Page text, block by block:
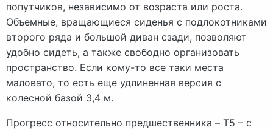
попутчиков, независимо от возраста или роста.
Объемные, вращающиеся сиденья с подлокотниками
второго ряда и большой диван сзади, позволяют
удобно сидеть, а также свободно организовать
пространство. Если кому-то все таки места
маловато, то есть еще удлиненная версия с
колесной базой 3,4 м.
Прогресс относительно предшественника – T5 – с